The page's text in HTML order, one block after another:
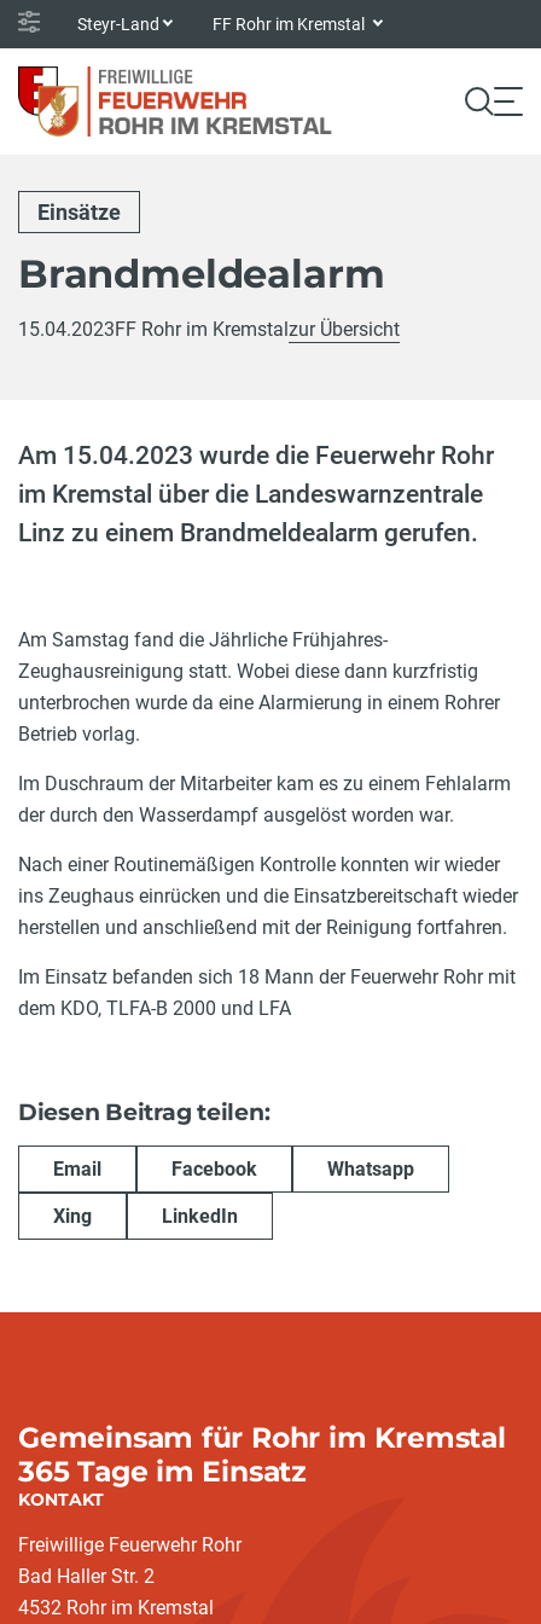
Steyr-Land FF Rohr im Kremstal
Einsätze
Brandmeldealarm
15.04.2023FF Rohr im Kremstal zur Übersicht
Am 15.04.2023 wurde die Feuerwehr Rohr
im Kremstal über die Landeswarnzentrale
Linz zu einem Brandmeldealarm gerufen.
Am Samstag fand die Jährliche Frühjahres-
Zeughausreinigung statt. Wobei diese dann kurzfristig
unterbrochen wurde da eine Alarmierung in einem Rohrer
Betrieb vorlag.
Im Duschraum der Mitarbeiter kam es zu einem Fehlalarm
der durch den Wasserdampf ausgelöst worden war.
Nach einer Routinemäßigen Kontrolle konnten wir wieder
ins Zeughaus einrücken und die Einsatzbereitschaft wieder
herstellen und anschließend mit der Reinigung fortfahren.
Im Einsatz befanden sich 18 Mann der Feuerwehr Rohr mit
dem KDO, TLFA-B 2000 und LFA
Diesen Beitrag teilen:
Email Facebook Whatsapp
Xing LinkedIn
Gemeinsam für Rohr im Kremstal
365 Tage im Einsatz
KONTAKT
Freiwillige Feuerwehr Rohr
Bad Haller Str. 2
4532 Rohr im Kremstal